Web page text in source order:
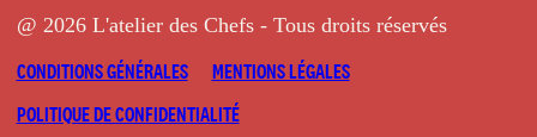
@ 2026 L'atelier des Chefs - Tous droits réservés
CONDITIONS GÉNÉRALES
MENTIONS LÉGALES
POLITIQUE DE CONFIDENTIALITÉ